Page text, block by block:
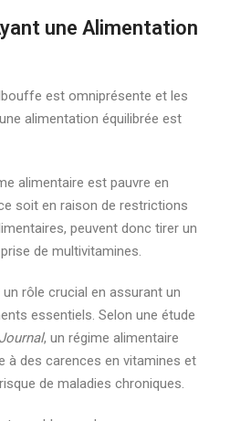
une Alimentation
est omniprésente et les
alimentation équilibrée est
alimentaire est pauvre en
soit en raison de restrictions
peuvent donc tirer un
de multivitamines.
rôle crucial en assurant un
essentiels. Selon une étude
, un régime alimentaire
à des carences en vitamines et
de maladies chroniques.